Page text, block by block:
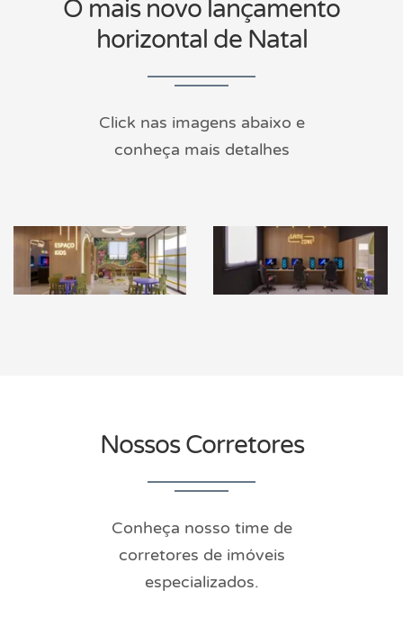
O mais novo lançamento
horizontal de Natal
Click nas imagens abaixo e
conheça mais detalhes
Nossos Corretores
Conheça nosso time de
corretores de imóveis
especializados.